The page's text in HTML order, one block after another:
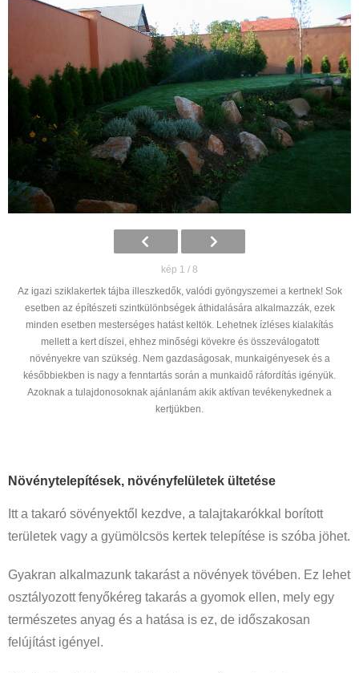
kép 1 / 8
Az igazi sziklakertek tájba illeszkedők, valódi gyöngyszemei a kertnek! Sok
esetben az építészeti szintkülönbségek áthidalására alkalmazzák, ezek
minden esetben mesterséges hatást keltök. Lehetnek ízléses kialakítás
mellett a kert díszei, ehhez minőségi kövekre és összeválogatott
növényekre van szükség. Nem gazdaságosak, munkaigényesek és a
későbbiekben is nagy a fenntartás során a munkaidő ráfordítás igényük.
Azoknak a tulajdonosoknak ajánlanám akik aktívan tevékenykednek a
kertjükben.
Növénytelepítések, növényfelületek ültetése
Itt a takaró sövényektől kezdve, a talajtakarókkal borított
területek vagy a gyümölcsös kertek telepítése is szóba jöhet.
Gyakran alkalmazunk takarást a növények tövében. Ez lehet
osztályozott fenyőkéreg takarás a gyomok ellen, mely egy
természetes anyag és a hatása is ez, de időszakosan
felújítást igényel.